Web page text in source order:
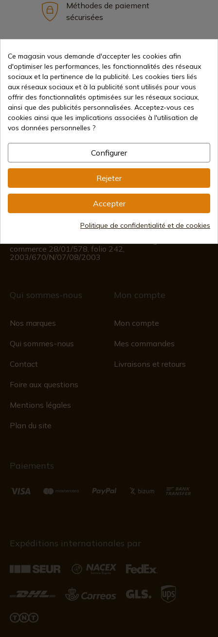
Méthodes de paiement
sécurisées
Expédition internationale
Information
info@aceros-de-hispania.com
(+34)978 877 088
(+34)676 850 364
Informations sur le client
Du lundi au vendredi de 09h00 à 15h00
commerce 28/01/578, folio 242,
2003/670/N/07/08/2003
Qui sommes-nous
Nos marques
Qui sommes-nous
Contact
Foire aux questions
Mentions légales
Plan du site
Mon compte
Mon compte
Mes commandes
Livraisons et retours
Paiements
Expéditions internationales par
Ce magasin vous demande d'accepter les cookies afin
d'optimiser les performances, les fonctionnalités des réseaux
sociaux et la pertinence de la publicité. Les cookies tiers liés
aux réseaux sociaux et à la publicité sont utilisés pour vous
offrir des fonctionnalités optimisées sur les réseaux sociaux,
ainsi que des publicités personnalisées. Acceptez-vous ces
cookies ainsi que les implications associées à l'utilisation de
vos données personnelles ?
Configurer
Rejeter
Accepter
Politique de confidentialité et de cookies